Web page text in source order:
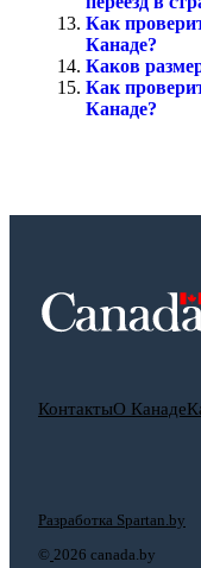
Как
Канаде?
Каков
Как
Канаде?
КонтактыО Канаде
© 2026 canada.by
Разработка Spartan.by